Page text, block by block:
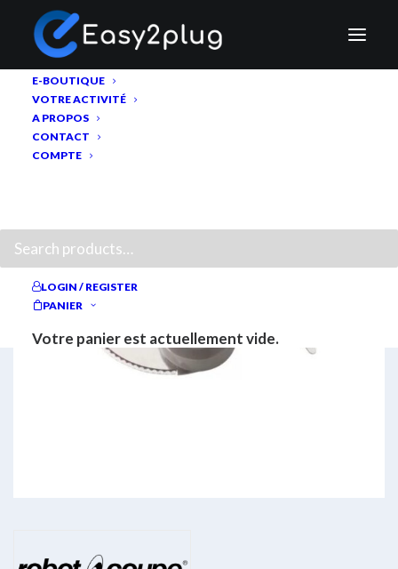
E-BOUTIQUE
VOTRE ACTIVITÉ
A PROPOS
CONTACT
COMPTE
LOGIN / REGISTER
PANIER
Votre panier est actuellement vide.